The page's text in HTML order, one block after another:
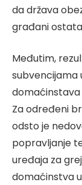
da država
građani
Međutim,
subvencijama
domaćinstava
Za određeni
odsto je
popravljanje
uređaja za
domaćinstva